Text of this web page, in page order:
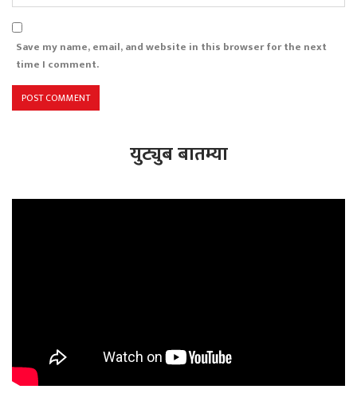
Save my name, email, and website in this browser for the next
time I comment.
युट्युब बातम्या